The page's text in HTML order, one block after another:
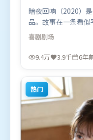
暗夜回响（2020）
品。故事在一条看
物被迫直面过去与现
高，情绪释放与主题
米莉·布朗特、张家
地区首映上线，适
喜剧剧场
9.4万 3.9千 6年
热门